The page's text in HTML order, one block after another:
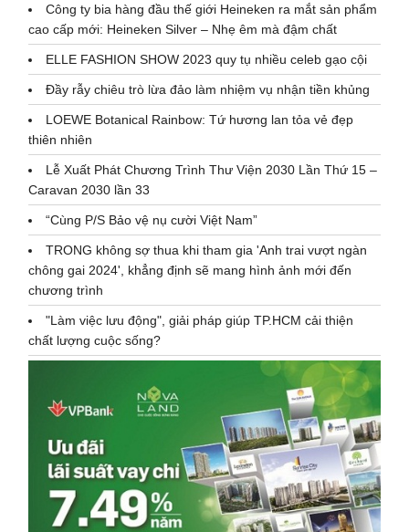
Công ty bia hàng đầu thế giới Heineken ra mắt sản phẩm
cao cấp mới: Heineken Silver – Nhẹ êm mà đậm chất
ELLE FASHION SHOW 2023 quy tụ nhiều celeb gạo cội
Đầy rẫy chiêu trò lừa đảo làm nhiệm vụ nhận tiền khủng
LOEWE Botanical Rainbow: Tứ hương lan tỏa vẻ đẹp
thiên nhiên
Lễ Xuất Phát Chương Trình Thư Viện 2030 Lần Thứ 15 –
Caravan 2030 lần 33
“Cùng P/S Bảo vệ nụ cười Việt Nam”
TRONG không sợ thua khi tham gia 'Anh trai vượt ngàn
chông gai 2024', khẳng định sẽ mang hình ảnh mới đến
chương trình
"Làm việc lưu động", giải pháp giúp TP.HCM cải thiện
chất lượng cuộc sống?